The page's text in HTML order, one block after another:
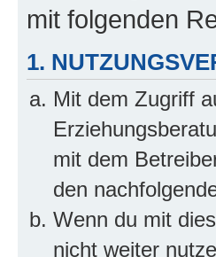
mit folgenden
1.
Mit dem Zugriff
mit dem
den
Wenn du mit
nicht weiter